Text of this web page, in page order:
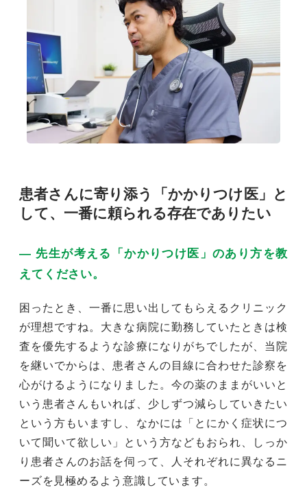
患者さんに寄り添う「かかりつけ医」と
して、一番に頼られる存在でありたい
― 先⽣が考える「かかりつけ医」のあり⽅を教
えてください。
困ったとき、一番に思い出してもらえるクリニック
が理想ですね。大きな病院に勤務していたときは検
査を優先するような診療になりがちでしたが、当院
を継いでからは、患者さんの目線に合わせた診察を
心がけるようになりました。今の薬のままがいいと
いう患者さんもいれば、少しずつ減らしていきたい
という方もいますし、なかには「とにかく症状につ
いて聞いて欲しい」という方などもおられ、しっか
り患者さんのお話を伺って、人それぞれに異なるニ
ーズを見極めるよう意識しています。